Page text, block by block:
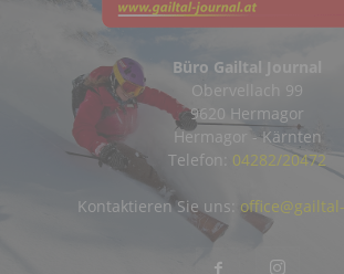
Büro Gailtal Journal
Obervellach 99
9620 Hermagor
Hermagor - Kärnten
Telefon: 04282/20472
Kontaktieren Sie uns: